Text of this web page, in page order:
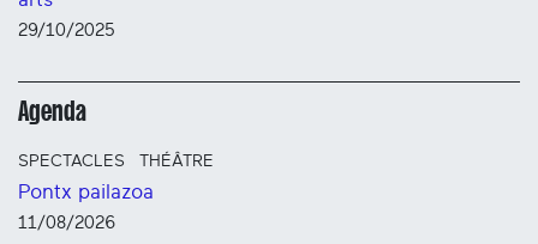
29/10/2025
Agenda
SPECTACLES THÉÂTRE
Pontx pailazoa
11/08/2026